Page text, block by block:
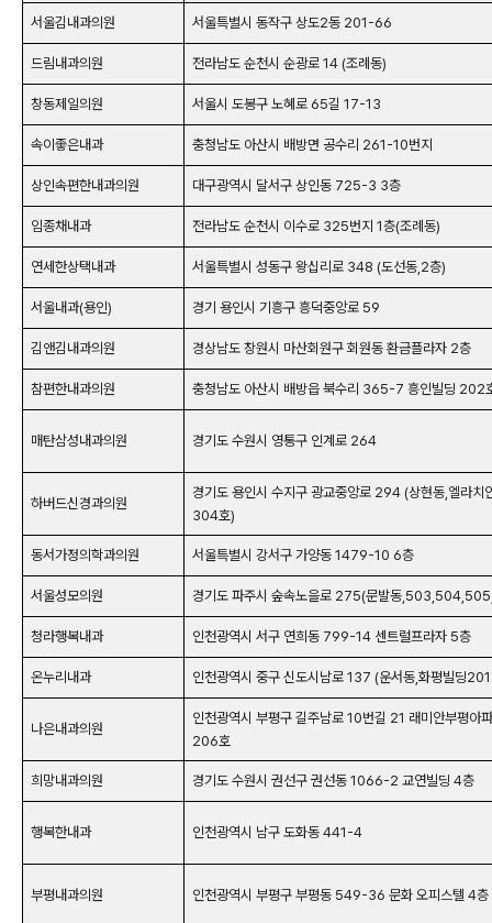
서울김내과의원 서울특별시 동작구 상도2동 201-66
드림내과의원 전라남도 순천시 순광로 14 (조례동)
창동제일의원 서울시 도봉구 노혜로 65길 17-13
속이좋은내과 충청남도 아산시 배방면 공수리 261-10번지
상인속편한내과의원 대구광역시 달서구 상인동 725-3 3층
임종채내과 전라남도 순천시 이수로 325번지 1층(조례동)
연세한상택내과 서울특별시 성동구 왕십리로 348 (도선동,2층)
서울내과(용인) 경기 용인시 기흥구 흥덕중앙로 59
김앤김내과의원 경상남도 창원시 마산회원구 회원동 환금플라자 2층
참편한내과의원 충청남도 아산시 배방읍 북수리 365-7 흥인빌딩 202
매탄삼성내과의원 경기도 수원시 영통구 인계로 264
하버드신경과의원
경기도 용인시 수지구 광교중앙로 294 (상현동,엘라치
304호)
동서가정의학과의원 서울특별시 강서구 가양동 1479-10 6층
서울성모의원 경기도 파주시 숲속노을로 275(문발동
청라행복내과 인천광역시 서구 연희동 799-14 센트럴프라자 5층
온누리내과 인천광역시 중구 신도시남로 137 (운서동,화평빌딩
나은내과의원
인천광역시 부평구 길주남로 10번길 21 래미안부평아
206호
희망내과의원 경기도 수원시 권선구 권선동 1066-2 교연빌딩 4층
행복한내과 인천광역시 남구 도화동 441-4
부평내과의원 인천광역시 부평구 부평동 549-36 문화 오피스텔 4층